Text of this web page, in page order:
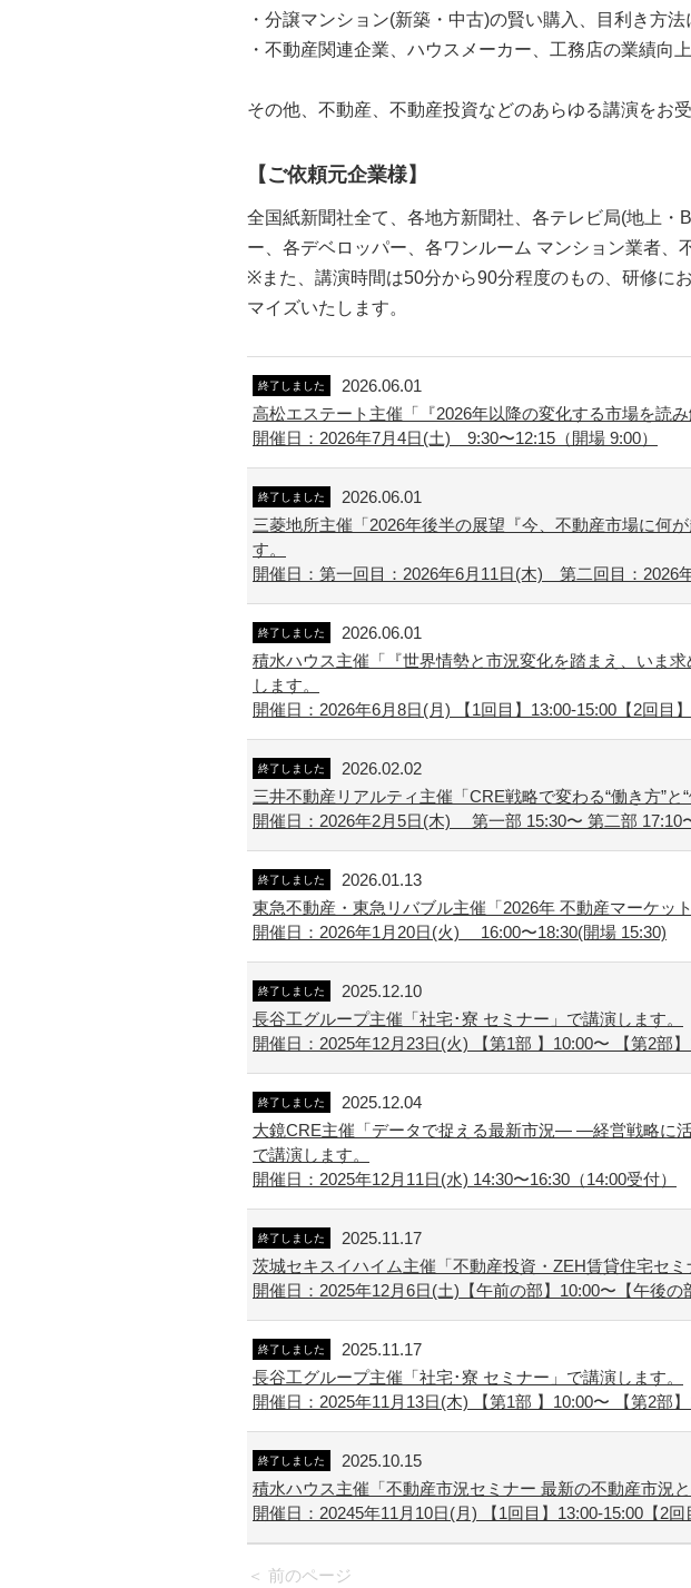
・分譲マンション(新築・中古)の賢い購入、目利き方法
・不動産関連企業、ハウスメーカー、工務店の業績向
その他、不動産、不動産投資などのあらゆる講演をお
【ご依頼元企業様】
全国紙新聞社全て、各地方新聞社、各テレビ局(地上
ー、各デベロッパー、各ワンルーム マンション業者、
※また、講演時間は50分から90分程度のもの、研修
マイズいたします。
終了しました
2026.06.01
高松エステート主催「『2026年以降の変化する市場を読
開催日：2026年7月4日(土) 9:30〜12:15（開場 9:00）
終了しました
2026.06.01
三菱地所主催「2026年後半の展望『今、不動産市場に何
す。
開催日：第一回目：2026年6月11日(木) 第二回目：2026
終了しました
2026.06.01
積水ハウス主催「『世界情勢と市況変化を踏まえ、いま
します。
開催日：2026年6月8日(月) 【1回目】13:00-15:00【2回目
終了しました
2026.02.02
三井不動産リアルティ主催「CRE戦略で変わる“働き方”と
開催日：2026年2月5日(木) 第一部 15:30〜 第二部 17:10
終了しました
2026.01.13
東急不動産・東急リバブル主催「2026年 不動産マーケッ
開催日：2026年1月20日(火) 16:00〜18:30(開場 15:30)
終了しました
2025.12.10
長谷工グループ主催「社宅･寮 セミナー」で講演します。
開催日：2025年12月23日(火) 【第1部 】10:00〜 【第2部
終了しました
2025.12.04
大鏡CRE主催「データで捉える最新市況― ―経営戦略に活
で講演します。
開催日：2025年12月11日(水) 14:30〜16:30（14:00受付）
終了しました
2025.11.17
茨城セキスイハイム主催「不動産投資・ZEH賃貸住宅セミ
開催日：2025年12月6日(土)【午前の部】10:00〜【午後の
終了しました
2025.11.17
長谷工グループ主催「社宅･寮 セミナー」で講演します。
開催日：2025年11月13日(木) 【第1部 】10:00〜 【第2部
終了しました
2025.10.15
積水ハウス主催「不動産市況セミナー 最新の不動産市況
開催日：20245年11月10日(月) 【1回目】13:00-15:00【2回
＜ 前のページ